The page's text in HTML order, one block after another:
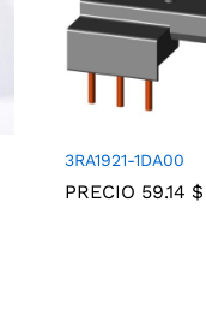
3RA1921-1DA00
PRECIO 59.14 $